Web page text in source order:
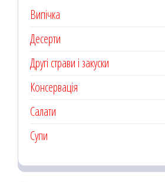
Випічка
Десерти
Другі страви і закуски
Консервація
Салати
Супи